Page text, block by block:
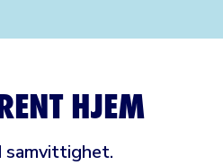
HJEM
samvittighet.